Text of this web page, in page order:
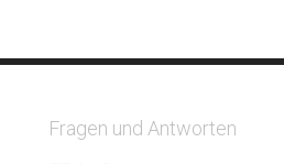
Fragen und Antworten